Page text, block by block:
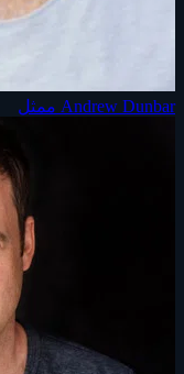
Andrew Dunbar ممثل